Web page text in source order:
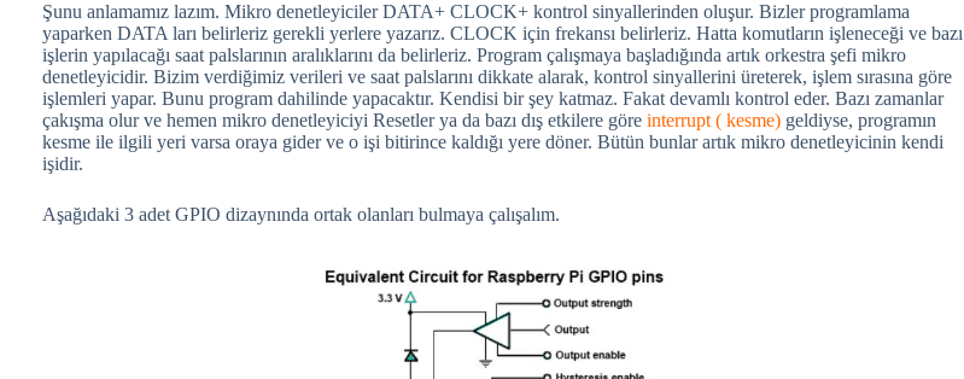
Şunu anlamamız lazım. Mikro denetleyiciler DATA+ CLOCK+ kontrol sinyallerinden oluşur. Bizler programlama
yaparken DATA ları belirleriz gerekli yerlere yazarız. CLOCK için frekansı belirleriz. Hatta komutların işleneceği ve bazı
işlerin yapılacağı saat palslarının aralıklarını da belirleriz. Program çalışmaya başladığında artık orkestra şefi mikro
denetleyicidir. Bizim verdiğimiz verileri ve saat palslarını dikkate alarak, kontrol sinyallerini üreterek, işlem sırasına göre
işlemleri yapar. Bunu program dahilinde yapacaktır. Kendisi bir şey katmaz. Fakat devamlı kontrol eder. Bazı zamanlar
çakışma olur ve hemen mikro denetleyiciyi Resetler ya da bazı dış etkilere göre interrupt ( kesme) geldiyse, programın
kesme ile ilgili yeri varsa oraya gider ve o işi bitirince kaldığı yere döner. Bütün bunlar artık mikro denetleyicinin kendi
işidir.
Aşağıdaki 3 adet GPIO dizaynında ortak olanları bulmaya çalışalım.